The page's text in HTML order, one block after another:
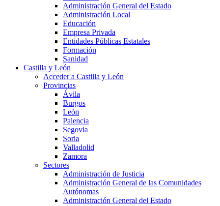
Administración General del Estado
Administración Local
Educación
Empresa Privada
Entidades Públicas Estatales
Formación
Sanidad
Castilla y León
Acceder a Castilla y León
Provincias
Ávila
Burgos
León
Palencia
Segovia
Soria
Valladolid
Zamora
Sectores
Administración de Justicia
Administración General de las Comunidades
Autónomas
Administración General del Estado